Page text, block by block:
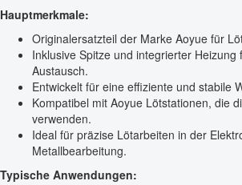
Hauptmerkmale:
Originalersatzteil der Marke Aoyue für
Inklusive Spitze und integrierter Heizung
Austausch.
Entwickelt für eine effiziente und stabile
Kompatibel mit Aoyue Lötstationen, die
verwenden.
Ideal für präzise Lötarbeiten in der
Metallbearbeitung.
Typische Anwendungen: